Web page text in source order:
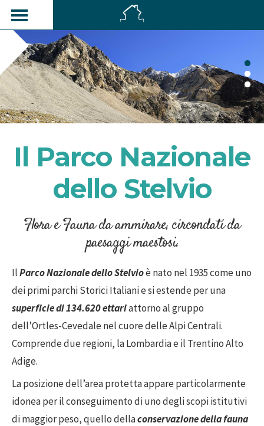
Il Parco Nazionale
dello Stelvio
Flora e Fauna da ammirare, circondati da
paesaggi maestosi.
IlParco Nazionale dello Stelvioè nato nel 1935 come uno
dei primi parchi Storici Italiani e si estende per una
superficie di 134.620 ettariattorno al gruppo
dell’Ortles-Cevedale nel cuore delle Alpi Centrali.
Comprende due regioni, la Lombardia e il Trentino Alto
Adige.
La posizione dell’area protetta appare particolarmente
idonea per il conseguimento di uno degli scopi istitutivi
di maggior peso, quello dellaconservazione della fauna